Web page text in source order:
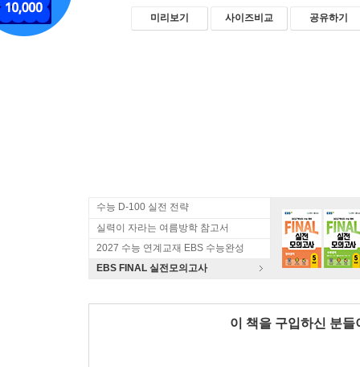
미리보기 사이즈비교 공유하기
수능 D-100 실전 전략
실력이 자라는 여름방학 참고서
2027 수능 연계교재 EBS 수능완성
EBS FINAL 실전모의고사
이 책을 구입하신 분